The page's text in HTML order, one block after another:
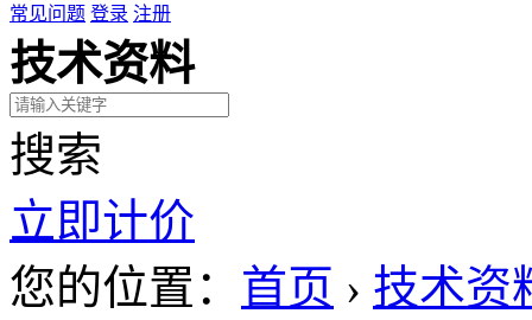
常见问题 登录 注册
技术资料
搜索
立即计价
您的位置： 首页 › 技术资